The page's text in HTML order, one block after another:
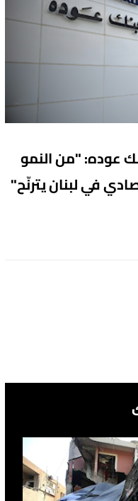
عوده: "من النمو
في لبنان يترنّح"